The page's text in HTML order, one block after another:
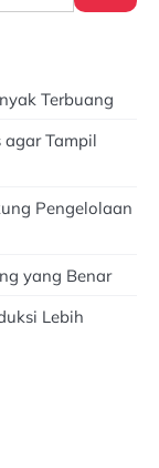
Terbuang
agar Tampil
Pengelolaan
yang Benar
Lebih